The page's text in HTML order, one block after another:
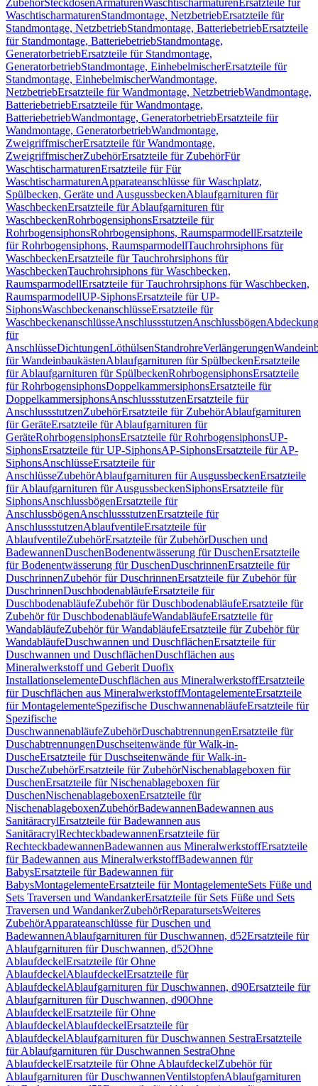
ZubehörSteckdosenArmaturenWaschtischarmaturen Ersatzteile für
WaschtischarmaturenStandmontage, NetzbetriebErsatzteile für
Standmontage, NetzbetriebStandmontage, BatteriebetriebErsatzteile
für Standmontage, BatteriebetriebStandmontage,
GeneratorbetriebErsatzteile für Standmontage,
GeneratorbetriebStandmontage, EinhebelmischerErsatzteile für
Standmontage, EinhebelmischerWandmontage,
NetzbetriebErsatzteile für Wandmontage, NetzbetriebWandmontage,
BatteriebetriebErsatzteile für Wandmontage,
BatteriebetriebWandmontage, GeneratorbetriebErsatzteile für
Wandmontage, GeneratorbetriebWandmontage,
ZweigriffmischerErsatzteile für Wandmontage,
ZweigriffmischerZubehörErsatzteile für ZubehörFür
WaschtischarmaturenErsatzteile für Für
WaschtischarmaturenApparateanschlüsse für Waschplatz,
Spülbecken, Geräte und AusgussbeckenAblaufgarnituren für
WaschbeckenErsatzteile für Ablaufgarnituren für
WaschbeckenRohrbogensiphonsErsatzteile für
RohrbogensiphonsRohrbogensiphons, RaumsparmodellErsatzteile
für Rohrbogensiphons, RaumsparmodellTauchrohrsiphons für
WaschbeckenErsatzteile für Tauchrohrsiphons für
WaschbeckenTauchrohrsiphons für Waschbecken,
RaumsparmodellErsatzteile für Tauchrohrsiphons für Waschbecken,
RaumsparmodellUP-SiphonsErsatzteile für UP-
SiphonsWaschbeckenanschlüsseErsatzteile für
WaschbeckenanschlüsseAnschlussstutzenAnschlussbögen
für
AnschlüsseDichtungenLöthülsenStandrohreVerlängerungen
für WandeinbaukästenAblaufgarnituren für SpülbeckenErsatzteile
für Ablaufgarnituren für SpülbeckenRohrbogensiphonsErsatzteile
für RohrbogensiphonsDoppelkammersiphonsErsatzteile für
DoppelkammersiphonsAnschlussstutzenErsatzteile für
AnschlussstutzenZubehörErsatzteile für ZubehörAblaufgarnituren
für GeräteErsatzteile für Ablaufgarnituren für
GeräteRohrbogensiphonsErsatzteile für RohrbogensiphonsUP-
SiphonsErsatzteile für UP-SiphonsAP-SiphonsErsatzteile für AP-
SiphonsAnschlüsseErsatzteile für
AnschlüsseZubehörAblaufgarnituren für AusgussbeckenErsatzteile
für Ablaufgarnituren für AusgussbeckenSiphonsErsatzteile für
SiphonsAnschlussbögenErsatzteile für
AnschlussbögenAnschlussstutzenErsatzteile für
AnschlussstutzenAblaufventileErsatzteile für
AblaufventileZubehörErsatzteile für ZubehörDuschen und
BadewannenDuschenBodenentwässerung für DuschenErsatzteile
für Bodenentwässerung für DuschenDuschrinnenErsatzteile für
DuschrinnenZubehör für DuschrinnenErsatzteile für Zubehör für
DuschrinnenDuschbodenabläufeErsatzteile für
DuschbodenabläufeZubehör für DuschbodenabläufeErsatzteile für
Zubehör für DuschbodenabläufeWandabläufeErsatzteile für
WandabläufeZubehör für WandabläufeErsatzteile für Zubehör für
WandabläufeDuschwannen und DuschflächenErsatzteile für
Duschwannen und DuschflächenDuschflächen aus
Mineralwerkstoff und Geberit Duofix
InstallationselementeDuschflächen aus MineralwerkstoffErsatzteile
für Duschflächen aus MineralwerkstoffMontagelementeErsatzteile
für MontagelementeSpezifische DuschwannenabläufeErsatzteile für
Spezifische
DuschwannenabläufeZubehörDuschabtrennungenErsatzteile für
DuschabtrennungenDuschseitenwände für Walk-in-
DuscheErsatzteile für Duschseitenwände für Walk-in-
DuscheZubehörErsatzteile für ZubehörNischenablageboxen für
DuschenErsatzteile für Nischenablageboxen für
DuschenNischenablageboxenErsatzteile für
NischenablageboxenZubehörBadewannenBadewannen aus
SanitäracrylErsatzteile für Badewannen aus
SanitäracrylRechteckbadewannenErsatzteile für
RechteckbadewannenBadewannen aus MineralwerkstoffErsatzteile
für Badewannen aus MineralwerkstoffBadewannen für
BabysErsatzteile für Badewannen für
BabysMontagelementeErsatzteile für MontagelementeSets Füße und
Sets Traversen und WandankerErsatzteile für Sets Füße und Sets
Traversen und WandankerZubehörReparatursetsWeiteres
ZubehörApparateanschlüsse für Duschen und
BadewannenAblaufgarnituren für Duschwannen, d52Ersatzteile für
Ablaufgarnituren für Duschwannen, d52Ohne
AblaufdeckelErsatzteile für Ohne
AblaufdeckelAblaufdeckelErsatzteile für
AblaufdeckelAblaufgarnituren für Duschwannen, d90Ersatzteile für
Ablaufgarnituren für Duschwannen, d90Ohne
AblaufdeckelErsatzteile für Ohne
AblaufdeckelAblaufdeckelErsatzteile für
AblaufdeckelAblaufgarnituren für Duschwannen SestraErsatzteile
für Ablaufgarnituren für Duschwannen SestraOhne
AblaufdeckelErsatzteile für Ohne AblaufdeckelZubehör für
Ablaufgarnituren für DuschwannenVentilstopfenAblaufgarnituren